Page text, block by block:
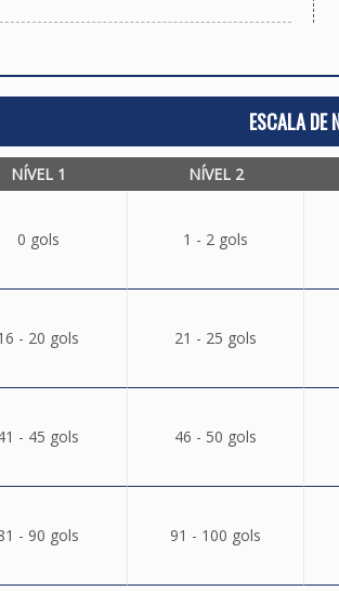
ESCALA DE
NÍVEL 1 NÍVEL 2
0 gols 1 - 2 gols
- 20 gols 21 - 25 gols
- 45 gols 46 - 50 gols
- 90 gols 91 - 100 gols